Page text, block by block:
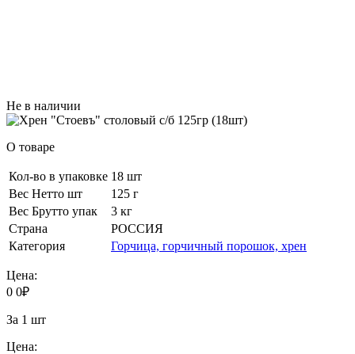
Не в наличии
О товаре
Кол-во в упаковке 18 шт
Вес Нетто шт
125 г
Вес Брутто упак
3 кг
Страна
РОССИЯ
Категория
Горчица, горчичный порошок, хрен
Цена:
0 0₽
За 1 шт
Цена: